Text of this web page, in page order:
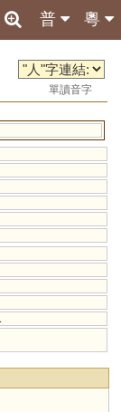
粵
普
單讀音字